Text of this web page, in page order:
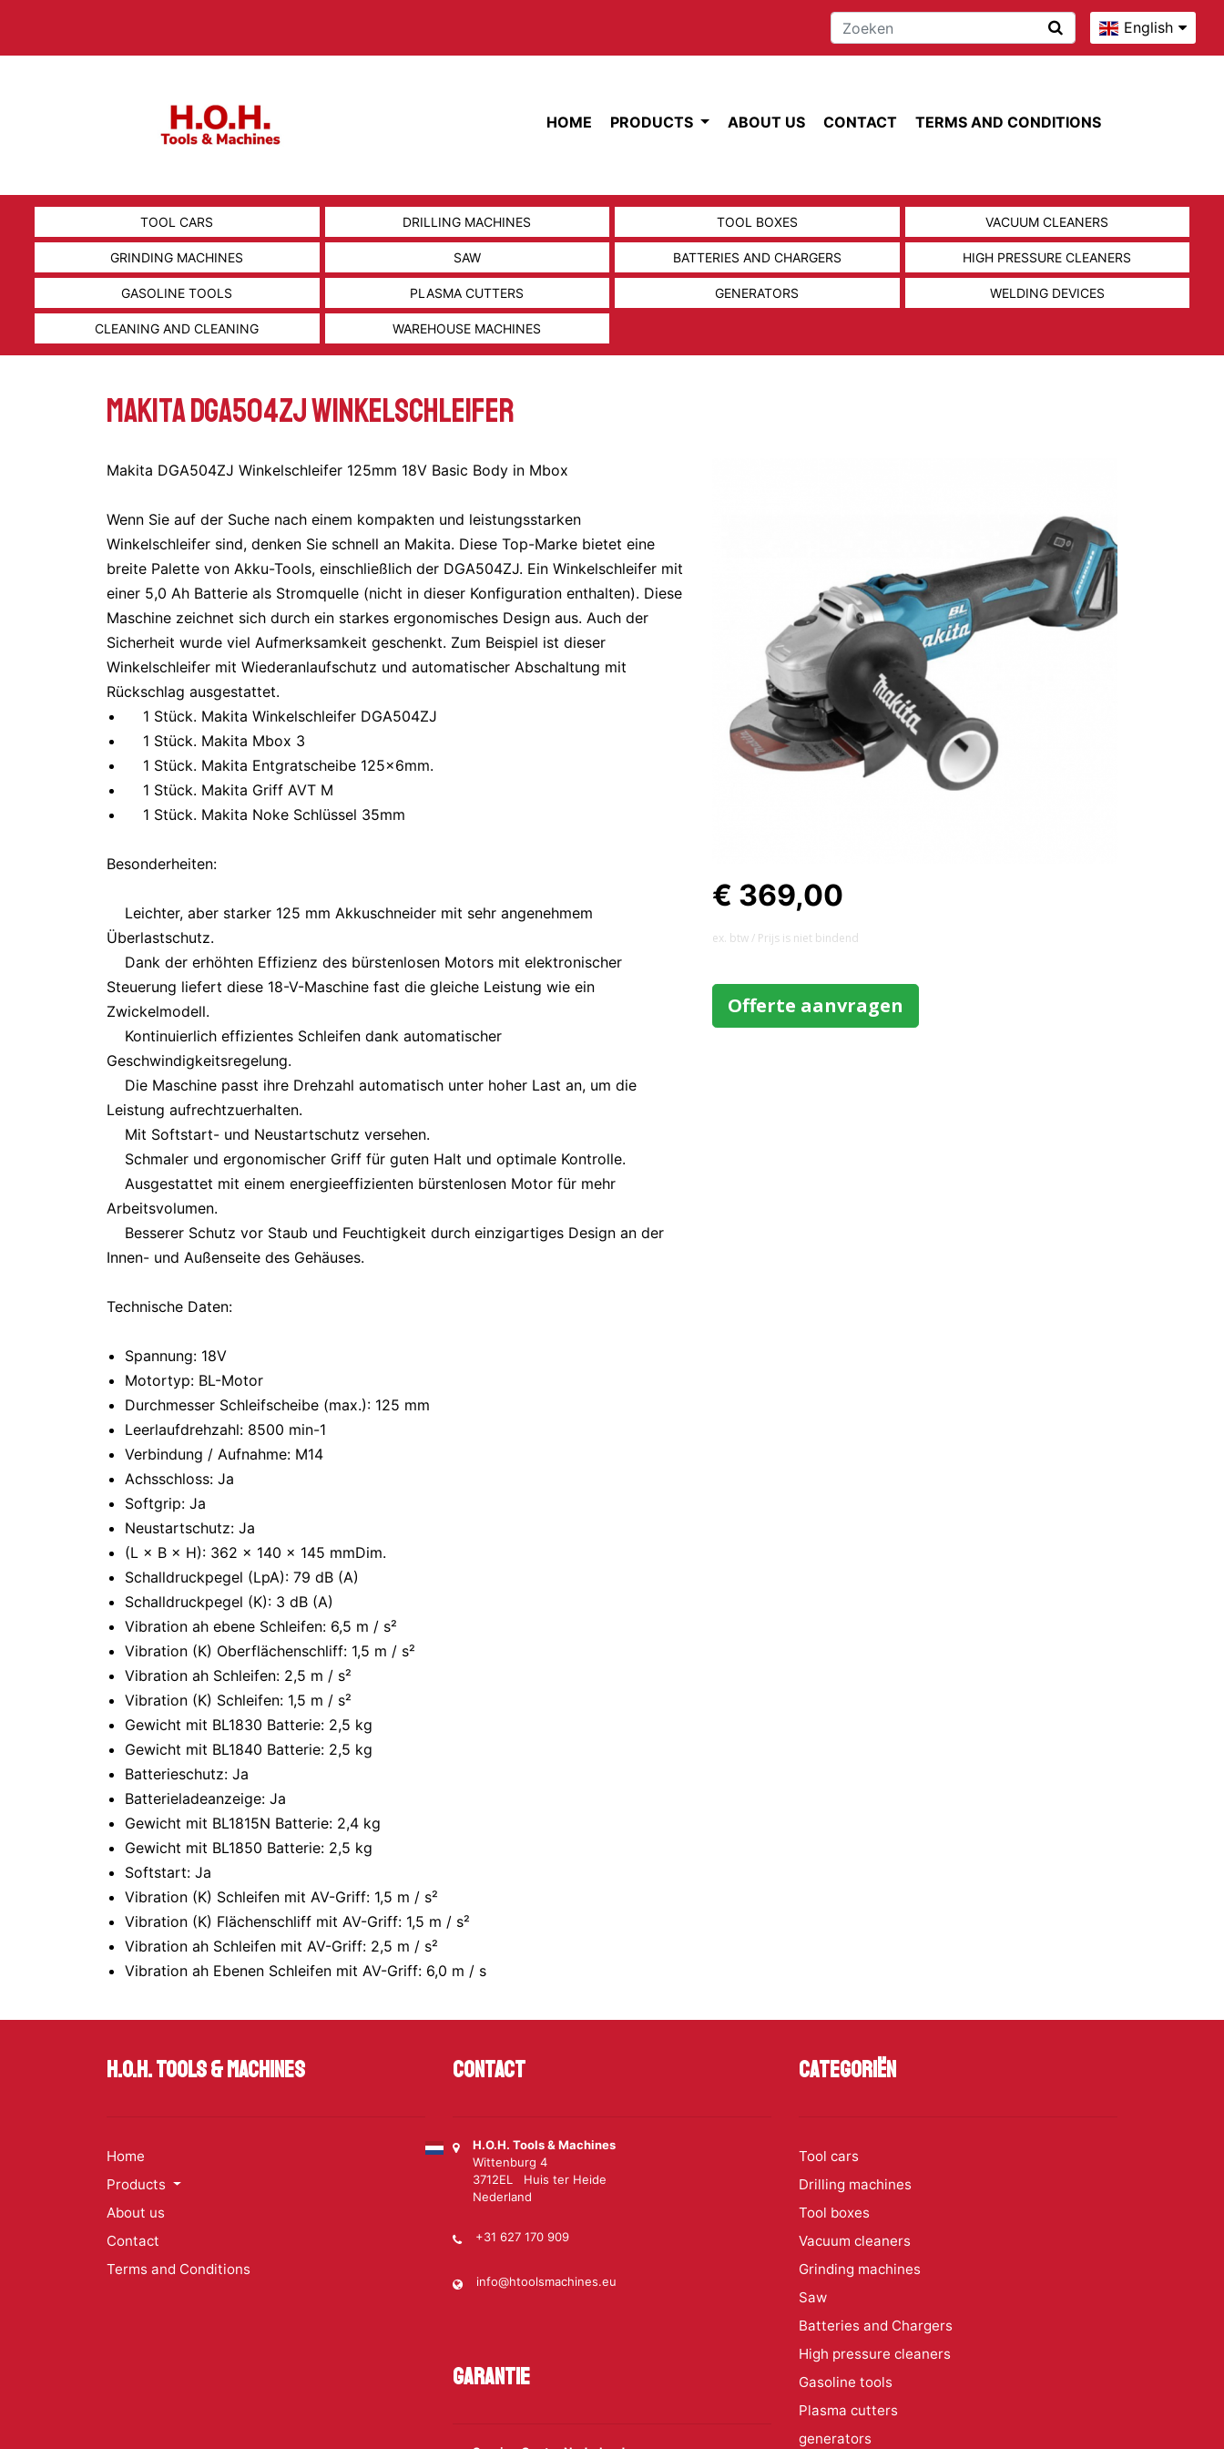
English
HOME PRODUCTS ABOUT US CONTACT TERMS AND CONDITIONS
TOOL CARS DRILLING MACHINES TOOL BOXES VACUUM CLEANERS
GRINDING MACHINES SAW BATTERIES AND CHARGERS HIGH PRESSURE CLEANERS
GASOLINE TOOLS PLASMA CUTTERS GENERATORS WELDING DEVICES
CLEANING AND CLEANING WAREHOUSE MACHINES
Makita DGA504ZJ Winkelschleifer
€ 369,00
ex. btw / Prijs is niet bindend
Offerte aanvragen
Makita DGA504ZJ Winkelschleifer 125mm 18V Basic Body in Mbox
Wenn Sie auf der Suche nach einem kompakten und leistungsstarken
Winkelschleifer sind, denken Sie schnell an Makita. Diese Top-Marke bietet eine
breite Palette von Akku-Tools, einschließlich der DGA504ZJ. Ein Winkelschleifer mit
einer 5,0 Ah Batterie als Stromquelle (nicht in dieser Konfiguration enthalten). Diese
Maschine zeichnet sich durch ein starkes ergonomisches Design aus. Auch der
Sicherheit wurde viel Aufmerksamkeit geschenkt. Zum Beispiel ist dieser
Winkelschleifer mit Wiederanlaufschutz und automatischer Abschaltung mit
Rückschlag ausgestattet.
1 Stück. Makita Winkelschleifer DGA504ZJ
1 Stück. Makita Mbox 3
1 Stück. Makita Entgratscheibe 125x6mm.
1 Stück. Makita Griff AVT M
1 Stück. Makita Noke Schlüssel 35mm
Besonderheiten:
Leichter, aber starker 125 mm Akkuschneider mit sehr angenehmem
Überlastschutz.
Dank der erhöhten Effizienz des bürstenlosen Motors mit elektronischer
Steuerung liefert diese 18-V-Maschine fast die gleiche Leistung wie ein
Zwickelmodell.
Kontinuierlich effizientes Schleifen dank automatischer
Geschwindigkeitsregelung.
Die Maschine passt ihre Drehzahl automatisch unter hoher Last an, um die
Leistung aufrechtzuerhalten.
Mit Softstart- und Neustartschutz versehen.
Schmaler und ergonomischer Griff für guten Halt und optimale Kontrolle.
Ausgestattet mit einem energieeffizienten bürstenlosen Motor für mehr
Arbeitsvolumen.
Besserer Schutz vor Staub und Feuchtigkeit durch einzigartiges Design an der
Innen- und Außenseite des Gehäuses.
Technische Daten:
Spannung: 18V
Motortyp: BL-Motor
Durchmesser Schleifscheibe (max.): 125 mm
Leerlaufdrehzahl: 8500 min-1
Verbindung / Aufnahme: M14
Achsschloss: Ja
Softgrip: Ja
Neustartschutz: Ja
(L × B × H): 362 × 140 × 145 mmDim.
Schalldruckpegel (LpA): 79 dB (A)
Schalldruckpegel (K): 3 dB (A)
Vibration ah ebene Schleifen: 6,5 m / s²
Vibration (K) Oberflächenschliff: 1,5 m / s²
Vibration ah Schleifen: 2,5 m / s²
Vibration (K) Schleifen: 1,5 m / s²
Gewicht mit BL1830 Batterie: 2,5 kg
Gewicht mit BL1840 Batterie: 2,5 kg
Batterieschutz: Ja
Batterieladeanzeige: Ja
Gewicht mit BL1815N Batterie: 2,4 kg
Gewicht mit BL1850 Batterie: 2,5 kg
Softstart: Ja
Vibration (K) Schleifen mit AV-Griff: 1,5 m / s²
Vibration (K) Flächenschliff mit AV-Griff: 1,5 m / s²
Vibration ah Schleifen mit AV-Griff: 2,5 m / s²
Vibration ah Ebenen Schleifen mit AV-Griff: 6,0 m / s
H.O.H. Tools & Machines
Home
Products
About us
Contact
Terms and Conditions
Contact
H.O.H. Tools & Machines
Wittenburg 4
3712EL Huis ter Heide
Nederland
+31 627 170 909
info@htoolsmachines.eu
Garantie
Categoriën
Tool cars
Drilling machines
Tool boxes
Vacuum cleaners
Grinding machines
Saw
Batteries and Chargers
High pressure cleaners
Gasoline tools
Plasma cutters
generators